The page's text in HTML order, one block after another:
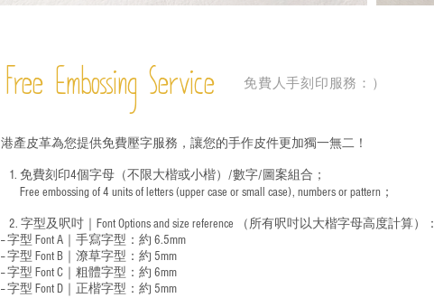
Free Embossing Service 免費人手刻印服務：）
港產皮革為您提供免費壓字服務，讓您的手作皮件更加獨一無二！
1. 免費刻印4個字母（不限大楷或小楷）/數字/圖案組合；
Free embossing of 4 units of letters (upper case or small case), numbers or pattern；
2. 字型及呎吋｜ Font Options and size reference
（所有呎吋以大楷字母高度計算）：
-- 字型 Font A｜手寫字型：約 6.5mm
-- 字型 Font B｜潦草字型： 約 5mm
-- 字型 Font C｜粗體字型：約 6mm
-- 字型 Font D｜正楷字型： 約 5mm